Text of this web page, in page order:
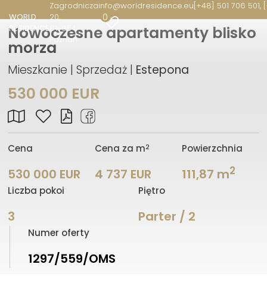
WORLD
RESIDENCE
Zagrodnicza
20
61-654
Poznań
info@worldresidence.eu[+48] 501 706
0
Nowoczesne apartamenty blisko
morza
Mieszkanie | Sprzedaż | Estepona
530 000 EUR
Cena
530 000 EUR
Cena za m2
4 737 EUR
Powierzchnia
111,87 m2
Liczba pokoi
3
Piętro
Parter / 2
Numer oferty
1297/559/OMS